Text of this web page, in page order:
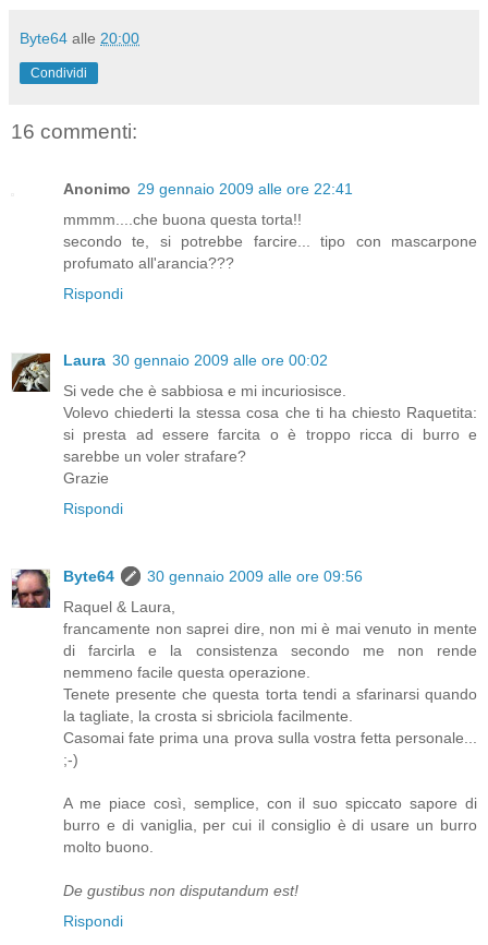
Byte64 alle 20:00
Condividi
16 commenti:
Anonimo 29 gennaio 2009 alle ore 22:41
mmmm....che buona questa torta!!
secondo te, si potrebbe farcire... tipo con mascarpone
profumato all'arancia???
Rispondi
Laura 30 gennaio 2009 alle ore 00:02
Si vede che è sabbiosa e mi incuriosisce.
Volevo chiederti la stessa cosa che ti ha chiesto Raquetita:
si presta ad essere farcita o è troppo ricca di burro e
sarebbe un voler strafare?
Grazie
Rispondi
Byte64
30 gennaio 2009 alle ore 09:56
Raquel & Laura,
francamente non saprei dire, non mi è mai venuto in mente
di farcirla e la consistenza secondo me non rende
nemmeno facile questa operazione.
Tenete presente che questa torta tendi a sfarinarsi quando
la tagliate, la crosta si sbriciola facilmente.
Casomai fate prima una prova sulla vostra fetta personale...
;-)
A me piace così, semplice, con il suo spiccato sapore di
burro e di vaniglia, per cui il consiglio è di usare un burro
molto buono.
De gustibus non disputandum est!
Rispondi